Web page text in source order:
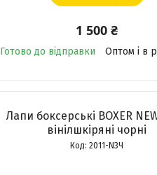
1 500 ₴
Готово до відправки Оптом і в
Лапи боксерські BOXER
вінілшкіряні чорні
2011-N3Ч